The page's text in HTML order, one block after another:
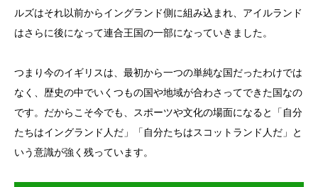
ルズはそれ以前からイングランド側に組み込まれ、アイルランド
はさらに後になって連合王国の一部になっていきました。
つまり今のイギリスは、最初から一つの単純な国だったわけでは
なく、歴史の中でいくつもの国や地域が合わさってできた国なの
です。だからこそ今でも、スポーツや文化の場面になると「自分
たちはイングランド人だ」「自分たちはスコットランド人だ」と
いう意識が強く残っています。